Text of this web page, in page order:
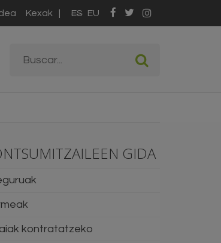
ES EU
Kexak
GIDA
kontratatzeko